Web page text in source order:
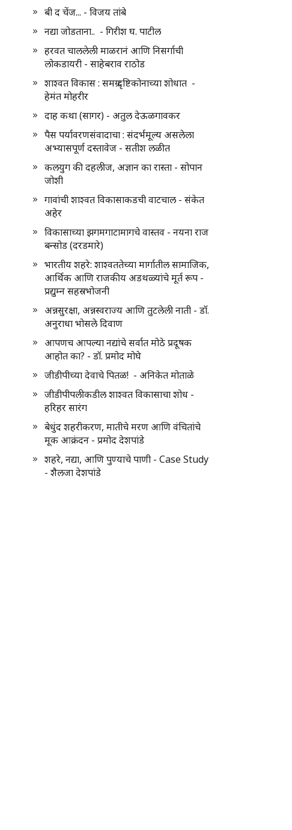
बी द चेंज... - विजय तांबे
नद्या जोडताना.. - गिरीश घ. पाटील
हरवत चाललेली माळरानं आणि निसर्गाची
लोकडायरी - साहेबराव राठोड
शाश्वत विकास : समग्र दृष्टिकोनाच्या शोधात -
हेमंत मोहरीर
दाह कथा (सागर) - अतुल देऊळगावकर
पैस पर्यावरणसंवादाचा : संदर्भमूल्य असलेला
अभ्यासपूर्ण दस्तावेज - सतीश लळीत
कलयुग की दहलीज, अज्ञान का रास्ता - सोपान
जोशी
गावांची शाश्वत विकासाकडची वाटचाल - संकेत
अहेर
विकासाच्या झगमगाटामागचे वास्तव - नयना राज
बन्सोड (दरडमारे)
भारतीय शहरे: शाश्वततेच्या मार्गातील सामाजिक,
आर्थिक आणि राजकीय अडथळ्यांचे मूर्त रूप -
प्रद्युम्न सहस्रभोजनी
अन्नसुरक्षा, अन्नस्वराज्य आणि तुटलेली नाती - डॉ.
अनुराधा भोसले दिवाण
आपणच आपल्या नद्यांचे सर्वात मोठे प्रदूषक
आहोत का? - डॉ. प्रमोद मोघे
जीडीपीच्या देवाचे पितळ! - अनिकेत मोताळे
जीडीपीपलीकडील शाश्वत विकासाचा शोध -
हरिहर सारंग
बेधुंद शहरीकरण, मातीचे मरण आणि वंचितांचे
मूक आक्रंदन - प्रमोद देशपांडे
शहरे, नद्या, आणि पुण्याचे पाणी - Case Study
- शैलजा देशपांडे